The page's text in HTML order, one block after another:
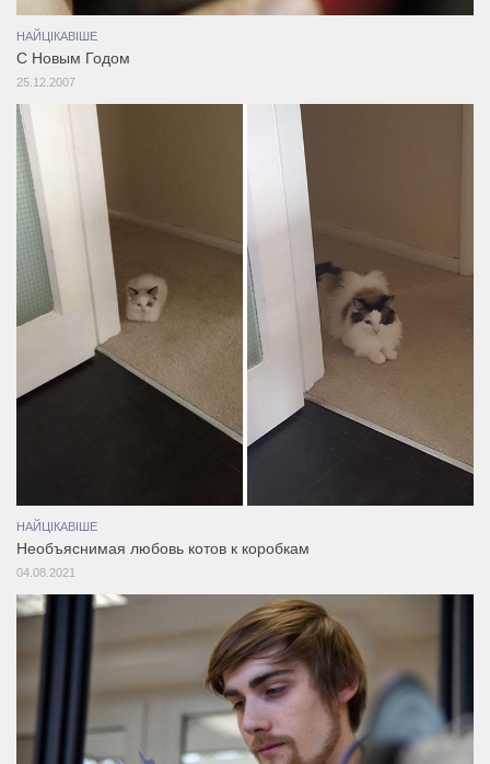
НАЙЦІКАВІШЕ
C Новым Годом
25.12.2007
НАЙЦІКАВІШЕ
Необъяснимая любовь котов к коробкам
04.08.2021